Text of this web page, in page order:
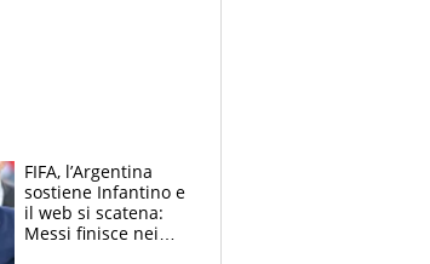
FIFA, l’Argentina
sostiene Infantino e
il web si scatena:
Messi finisce nei